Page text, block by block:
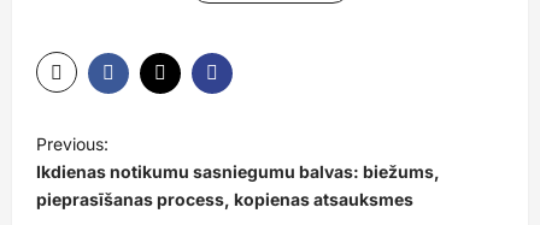
P
o
s
Previous:
Ikdienas notikumu sasniegumu balvas: biežums,
pieprasīšanas process, kopienas atsauksmes